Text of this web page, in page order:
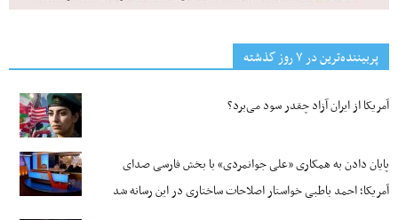
پربیننده‌ترین‌ در ۷ روز گذشته
آمریکا از ایران آزاد چقدر سود می‌برد؟
پایان دادن به همکاری «علی جوانمردی» با بخش فارسی صدای
آمریکا؛ احمد باطبی خواستار اصلاحات ساختاری در این رسانه شد